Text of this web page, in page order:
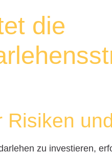
die
Risiken
zu investieren,